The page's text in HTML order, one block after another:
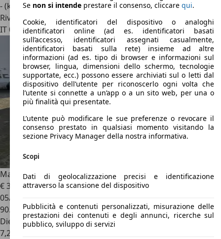
- (kWh/100 km)
Rivenditore
IT 00128Roma - Rm
Maserati LevanteLevante 3.0 V6 Gransport 275cv auto
€ 32.500
05/2018
90.700 km
Diesel
7,2 l/100 km (comb.)
Se non si intende prestare il consenso, cliccare qui.
Cookie, identificatori del dispositivo o analoghi
identificatori online (ad es. identificatori basati
sull’accesso, identificatori assegnati casualmente,
identificatori basati sulla rete) insieme ad altre
informazioni (ad es. tipo di browser e informazioni sul
browser, lingua, dimensioni dello schermo, tecnologie
supportate, ecc.) possono essere archiviati sul o letti dal
dispositivo dell’utente per riconoscerlo ogni volta che
l’utente si connette a un’app o a un sito web, per una o
più finalità qui presentate.
L’utente può modificare le sue preferenze o revocare il
consenso prestato in qualsiasi momento visitando la
sezione Privacy Manager della nostra informativa.
Scopi
Dati di geolocalizzazione precisi e identificazione
attraverso la scansione del dispositivo
Pubblicità e contenuti personalizzati, misurazione delle
prestazioni dei contenuti e degli annunci, ricerche sul
pubblico, sviluppo di servizi